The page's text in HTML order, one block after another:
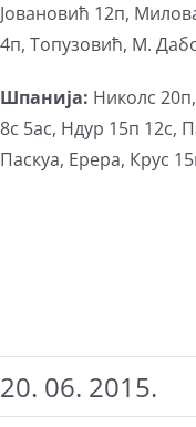
Јовановић 12п,
4п, Топузовић, М.
Шпанија: Николс
8с 5ас, Ндур 15п 12с,
Паскуа, Ерера, Крус
20. 06. 2015.